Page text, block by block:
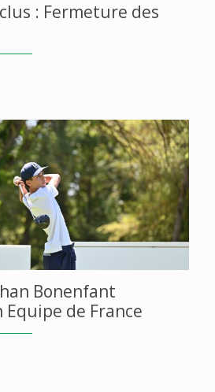
: Fermeture des
Bonenfant
de France